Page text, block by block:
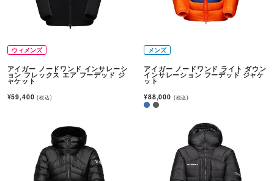
ウィメンズ
アイガー ノードワンド インサレーシ
ョン フレックス エア フーデッド ジ
ャケット
¥59,400(税込)
メンズ
アイガー ノードワンド ライト ダウン
インサレーション フーデッド ジャケ
ット
¥88,000 (税込)